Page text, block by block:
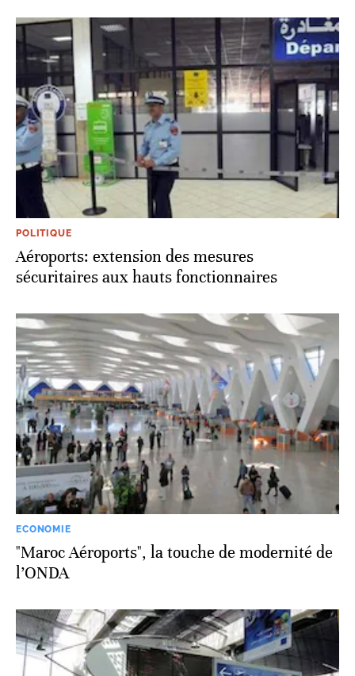
POLITIQUE
Aéroports: extension des mesures
sécuritaires aux hauts fonctionnaires
ECONOMIE
"Maroc Aéroports", la touche de modernité de
l’ONDA